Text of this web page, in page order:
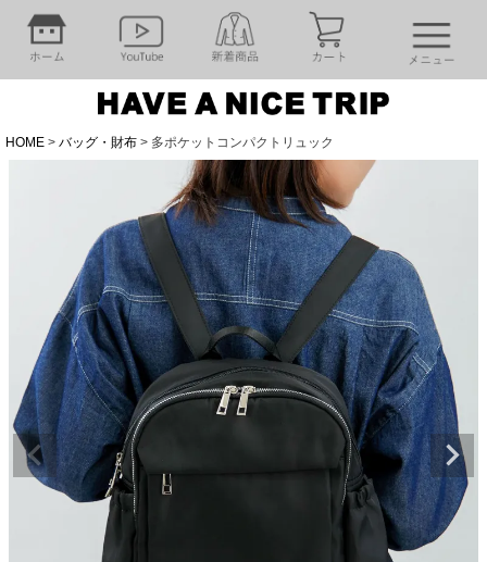
HOME バッグ・財布 多ポケットコンパクトリュック